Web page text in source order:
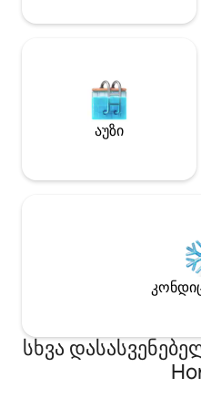
აუზი
სხვა